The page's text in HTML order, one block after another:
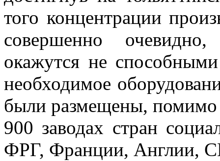
того концентрации
совершенно
окажутся не
необходимое
были размещены, помимо
900 заводах стран
ФРГ, Франции, Англии,